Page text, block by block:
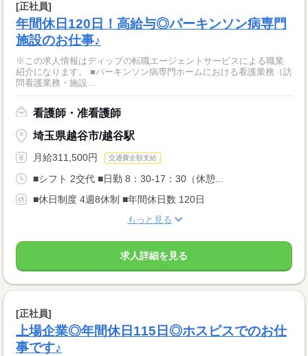
[正社員]
年間休日120日！高給与◎パーキンソン病専門
施設のお仕事♪
※この求人情報はディップの転職エージェントサービスによる職業
紹介になります。 ■パーキンソン病専門ホームにおける看護業務（訪
問看護業務・施設...
看護師・准看護師
埼玉県越谷市/越谷駅
月給311,500円 交通費全額支給
■シフト 2交代 ■日勤 8：30-17：30（休憩...
■休日制度 4週8休制 ■年間休日数 120日
もっと見る
求人詳細を見る
[正社員]
上場企業◎年間休日115日◎ホスピスでのお仕
事です♪